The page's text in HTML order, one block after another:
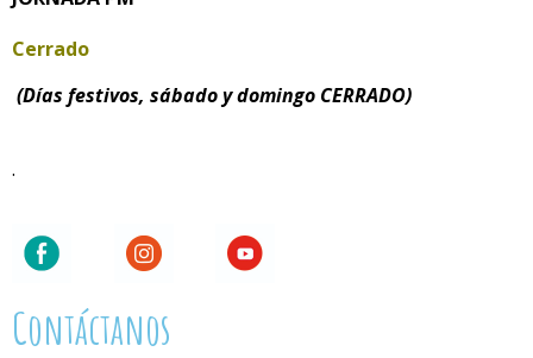
Cerrado
(Días festivos, sábado y domingo CERRADO)
.
Contáctanos